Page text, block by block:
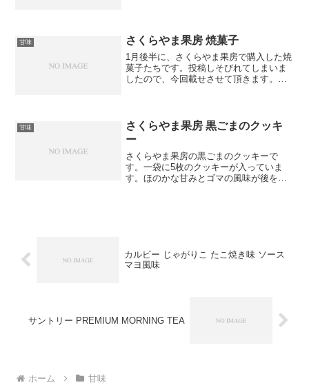
す。醤油の香ばしい風味と...
甘味 さくらやま果房 焼菓子
1月後半に、さくらやま果房で購入した焼
菓子たちです。投稿しそびれてしまいま
したので、今回載せさせて頂きます。黒
の爽やかな風味で、ふわっ...
甘味
さくらやま果房 黒ごまのクッキ
ー
さくらやま果房の黒ごまのクッキーで
す。一袋に5枚のクッキーが入っていま
す。ほのかな甘みとゴマの風味が後を引
カルビー じゃがりこ たこ焼き味 ソース
マヨ風味
サントリー PREMIUM MORNING TEA
ホーム 甘味